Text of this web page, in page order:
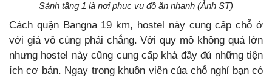
Sảnh tầng 1 là nơi phục vụ đồ ăn nhanh (Ảnh ST)
Cách quận Bangna 19 km, hostel này cung cấp chỗ ở
với giá vô cùng phải chẳng. Với quy mô không quá lớn
nhưng hostel này cũng cung cấp khá đầy đủ những tiện
ích cơ bản. Ngay trong khuôn viên của chỗ nghỉ bạn có